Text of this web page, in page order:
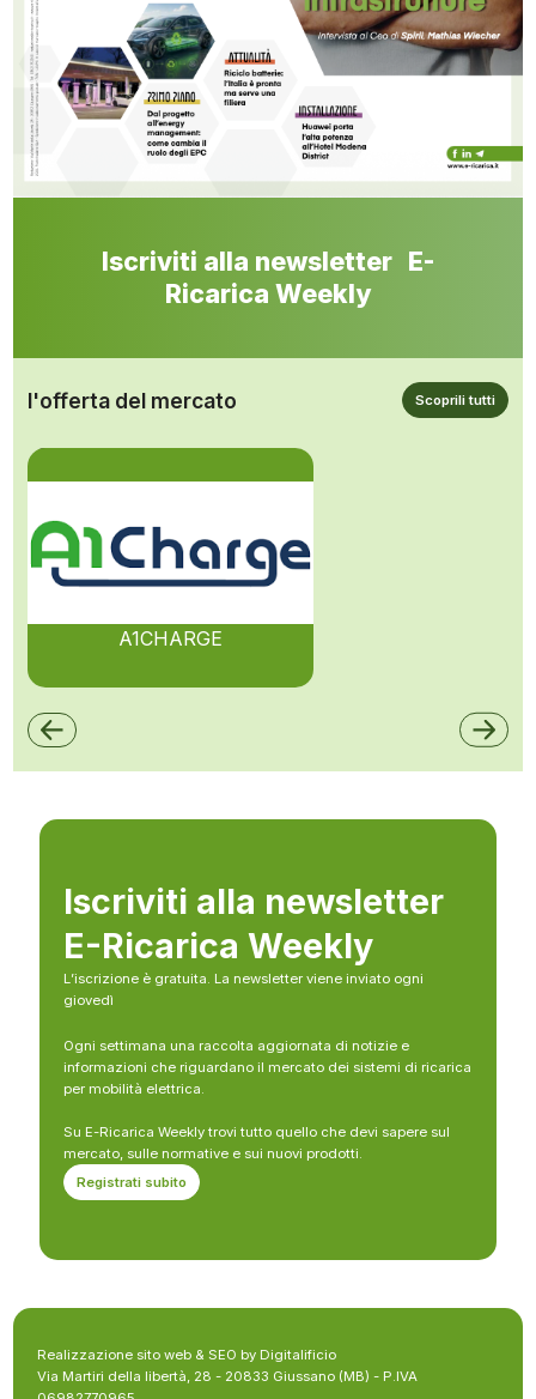
Iscriviti alla newsletter E-
Ricarica Weekly
l'offerta del mercato Scoprili tutti
A1CHARGE
Iscriviti alla newsletter
E-Ricarica Weekly
L’iscrizione è gratuita. La newsletter viene inviato ogni
giovedì
Ogni settimana una raccolta aggiornata di notizie e
informazioni che riguardano il mercato dei sistemi di ricarica
per mobilità elettrica.
Su E-Ricarica Weekly trovi tutto quello che devi sapere sul
mercato, sulle normative e sui nuovi prodotti.
Registrati subito
Realizzazione sito web & SEO by Digitalificio
Via Martiri della libertà, 28 - 20833 Giussano (MB) - P.IVA